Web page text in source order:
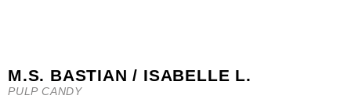
M.S. BASTIAN / ISABELLE L.
PULP CANDY